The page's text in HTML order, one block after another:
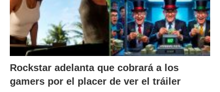
Rockstar adelanta que cobrará a los
gamers por el placer de ver el tráiler